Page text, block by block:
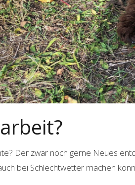
Der zwar noch gerne Neues
bei Schlechtwetter machen